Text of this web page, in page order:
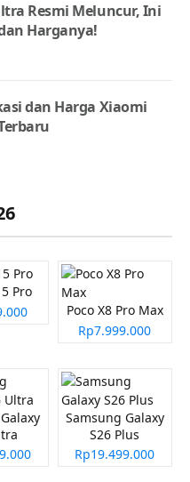
Resmi Meluncur, Ini
Harganya!
dan Harga Xiaomi
Pro
Poco X8 Pro Max
Rp7.999.000
Samsung Galaxy
S26 Plus
Rp19.499.000